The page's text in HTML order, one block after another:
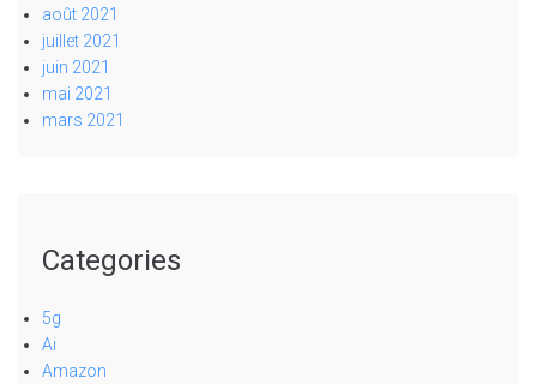
août 2021
juillet 2021
juin 2021
mai 2021
mars 2021
Categories
5g
Ai
Amazon